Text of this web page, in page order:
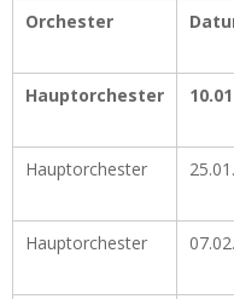
Orchester
Hauptorchester
Hauptorchester
Hauptorchester